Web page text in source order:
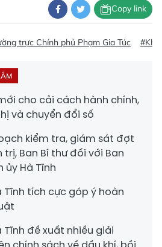
Copy link
trực Chính phủ Phạm Gia Túc
cho cải cách hành chính,
và chuyển đổi số
kiểm tra, giám sát đợt
trị, Ban Bí thư đối với Ban
ủy Hà Tĩnh
Tĩnh tích cực góp ý hoàn
Tĩnh đề xuất nhiều giải